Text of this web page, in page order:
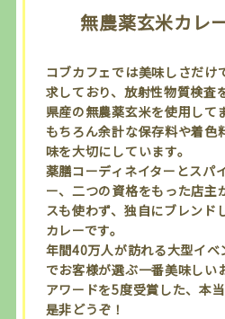
無農薬玄米カレ
コブカフェでは美味しさだけ
求しており、放射性物質検査
県産の無農薬玄米を使用して
もちろん余計な保存料や着色
味を大切にしています。
薬膳コーディネイターとスパ
ー、二つの資格をもった店主
スも使わず、独自にブレンド
カレーです。
年間40万人が訪れる大型イベ
でお客様が選ぶ一番美味しい
アワードを5度受賞した、本
是非どうぞ！